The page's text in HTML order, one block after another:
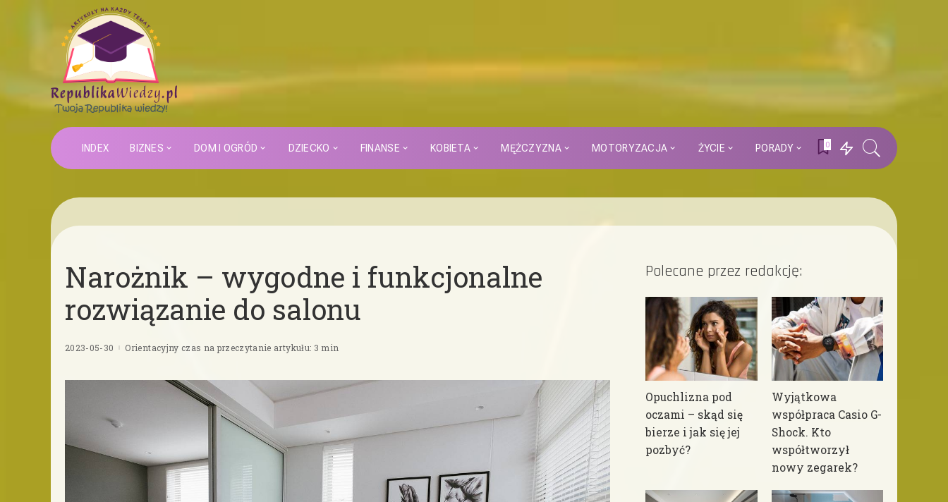
INDEX BIZNES DOM I OGRÓD DZIECKO FINANSE KOBIETA MĘŻCZYZNA MOTORYZACJA ŻYCIE PORADY 0
Narożnik – wygodne i funkcjonalne
rozwiązanie do salonu
2023-05-30 Orientacyjny czas na przeczytanie artykułu: 3 min
Polecane przez redakcję:
Opuchlizna pod
oczami – skąd się
bierze i jak się jej
pozbyć?
Wyjątkowa
współpraca Casio G-
Shock. Kto
współtworzył
nowy zegarek?